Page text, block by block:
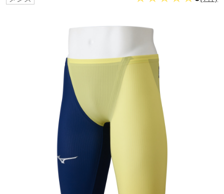
ランニング
サッカー／フットサル
トレーニング
野球
ゴルフ